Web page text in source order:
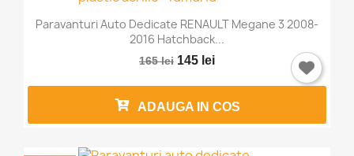
Paravanturi Auto Dedicate RENAULT Megane 3 2008-
2016 Hatchback...
165 lei 145 lei
ADAUGA IN COS